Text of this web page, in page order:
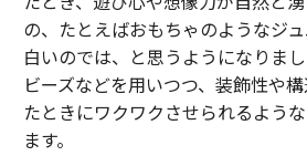
の、たとえばおもちゃのようなジ
白いのでは、と思うようになりま
ビーズなどを用いつつ、装飾性や
たときにワクワクさせられるよう
ます。